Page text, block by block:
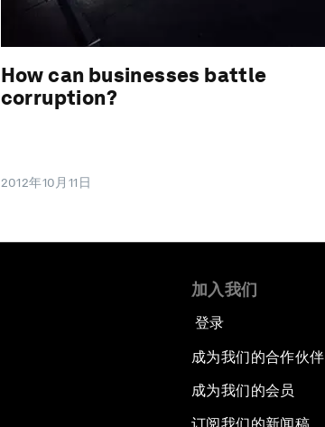
How can businesses battle
corruption?
2012年10月11日
加入我们
登录
成为我们的合作伙伴
成为我们的会员